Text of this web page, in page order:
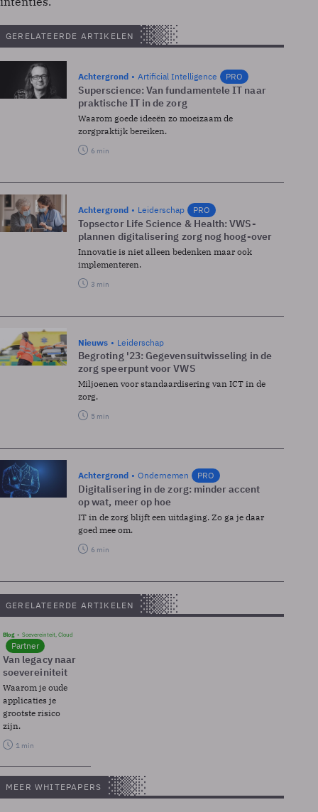
GERELATEERDE ARTIKELEN
Achtergrond Artificial Intelligence PRO
Superscience: Van fundamentele IT naar
praktische IT in de zorg
Waarom goede ideeën zo moeizaam de
zorgpraktijk bereiken.
6 min
Achtergrond Leiderschap PRO
Topsector Life Science & Health: VWS-
plannen digitalisering zorg nog hoog-over
Innovatie is niet alleen bedenken maar ook
implementeren.
3 min
Nieuws Leiderschap
Begroting '23: Gegevensuitwisseling in de
zorg speerpunt voor VWS
Miljoenen voor standaardisering van ICT in de
zorg.
5 min
Achtergrond Ondernemen PRO
Digitalisering in de zorg: minder accent
op wat, meer op hoe
IT in de zorg blijft een uitdaging. Zo ga je daar
goed mee om.
6 min
GERELATEERDE ARTIKELEN
Blog Soevereinteit, Cloud
Partner
Van legacy naar
soevereiniteit
Waarom je oude
applicaties je
grootste risico
zijn.
1 min
MEER WHITEPAPERS